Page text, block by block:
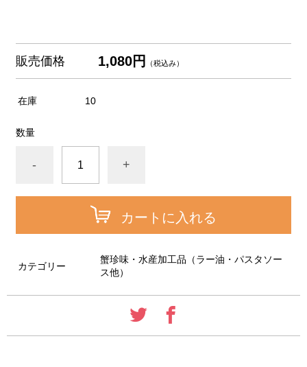
販売価格 1,080円 （税込み）
在庫 10
数量
- +
カートに入れる
カテゴリー
蟹珍味・水産加工品（ラー油・パスタソー
ス他）